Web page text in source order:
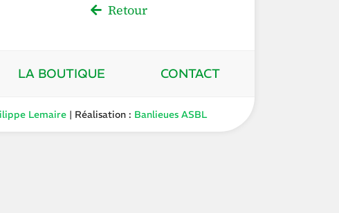
Retour
LA BOUTIQUE CONTACT
Lemaire| Réalisation : Banlieues ASBL